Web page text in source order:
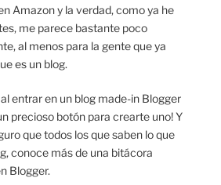
Amazon y la verdad, como ya he
me parece bastante poco
al menos para la gente que ya
es un blog.
al entrar en un blog made-in Blogger
precioso botón para crearte uno! Y
que todos los que saben lo que
conoce más de una bitácora
Blogger.